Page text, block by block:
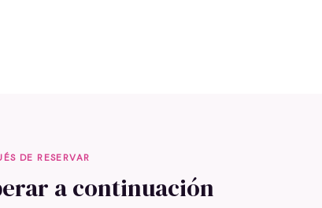
DE RESERVAR
a continuación